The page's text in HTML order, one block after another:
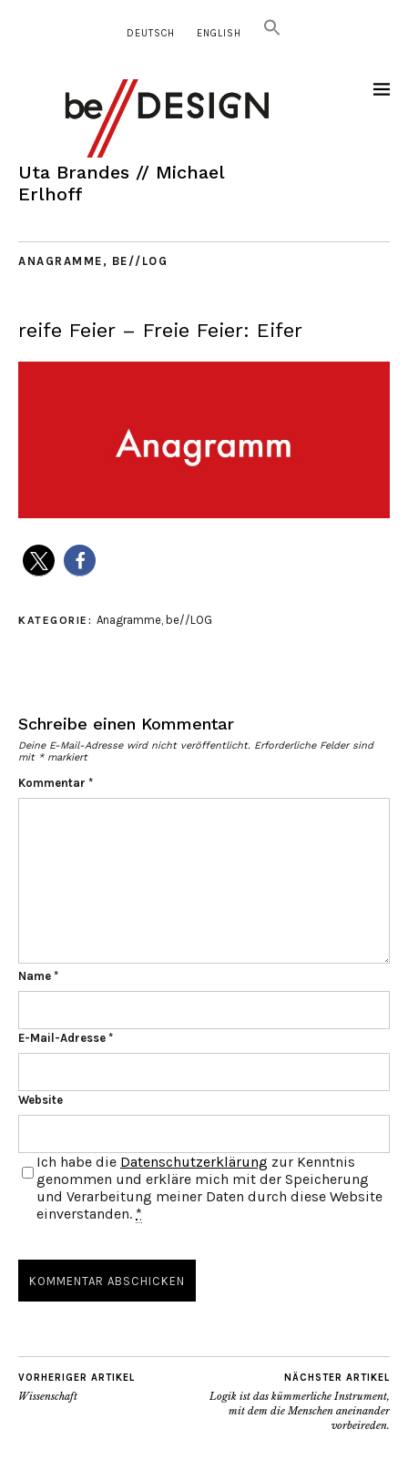
DEUTSCH ENGLISH
Uta Brandes // Michael
Erlhoff
ANAGRAMME , BE//LOG
reife Feier – Freie Feier: Eifer
KATEGORIE: Anagramme, be//LOG
Schreibe einen Kommentar
Deine E-Mail-Adresse wird nicht veröffentlicht. Erforderliche Felder sind
mit *markiert
Kommentar *
Name *
E-Mail-Adresse *
Website
Ich habe die Datenschutzerklärung zur Kenntnis
genommen und erkläre mich mit der Speicherung
und Verarbeitung meiner Daten durch diese Website
einverstanden. *
VORHERIGER ARTIKEL
Wissenschaft
NÄCHSTER ARTIKEL
Logik ist das kümmerliche Instrument,
mit dem die Menschen aneinander
vorbeireden.